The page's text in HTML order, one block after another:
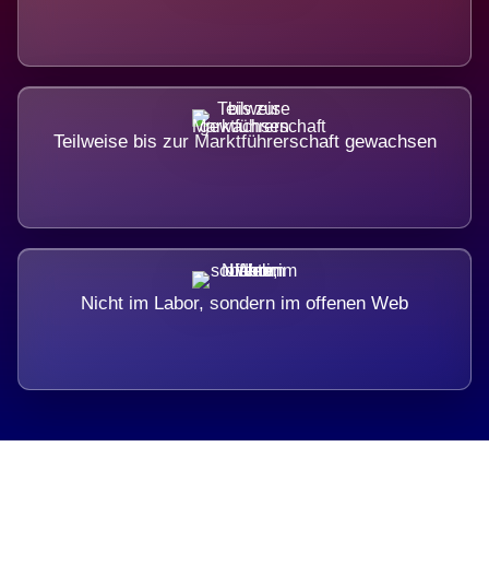
Teilweise bis zur Marktführerschaft gewachsen
Nicht im Labor, sondern im offenen Web